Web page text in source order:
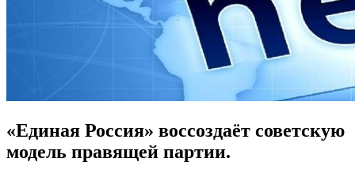
«Единая Россия» воссоздаёт советскую
модель правящей партии.